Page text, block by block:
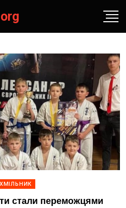
ХМІЛЬНИК
стали переможцями